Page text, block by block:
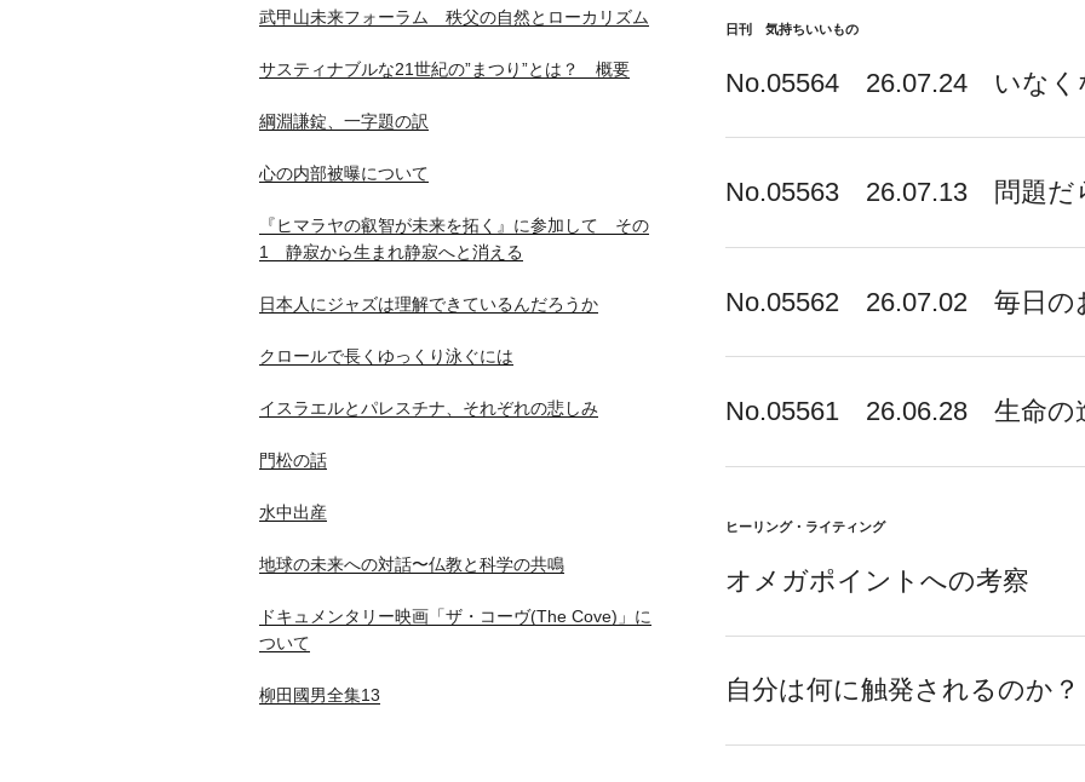
武甲山未来フォーラム 秩父の自然とローカリズム
サスティナブルな21世紀の”まつり”とは？ 概要
綱淵謙錠、一字題の訳
心の内部被曝について
『ヒマラヤの叡智が未来を拓く』に参加して その
1 静寂から生まれ静寂へと消える
日本人にジャズは理解できているんだろうか
クロールで長くゆっくり泳ぐには
イスラエルとパレスチナ、それぞれの悲しみ
門松の話
水中出産
地球の未来への対話〜仏教と科学の共鳴
ドキュメンタリー映画「ザ・コーヴ(The Cove)」に
ついて
柳田國男全集13
日刊 気持ちいいもの
No.05564 26.07.24 いなく
No.05563 26.07.13 問題だ
No.05562 26.07.02 毎日の
No.05561 26.06.28 生命の
ヒーリング・ライティング
オメガポイントへの考察
自分は何に触発されるのか？